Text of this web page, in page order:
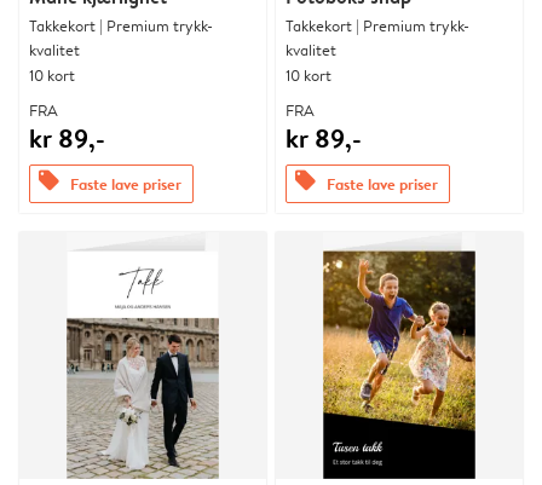
Takkekort | Premium trykk-
kvalitet
10 kort
FRA
kr 89,-
offers Faste lave priser
Takkekort | Premium trykk-
kvalitet
10 kort
FRA
kr 89,-
offers Faste lave priser